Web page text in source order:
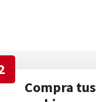
Compra tus